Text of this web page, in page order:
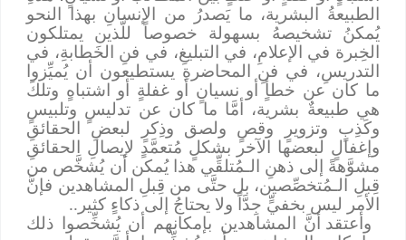
الطبيعةُ البشرية، ما يَصدرُ من الإنسانِ بهذا النحو
يُمكنُ تشخيصهُ بسهولة خصوصاً للَّذين يمتلكون
الخِبرة في الإعلامِ، في التبليغِ، في فنِ الخَطابةِ، في
التدريسِ، في فنِ المحاضرةِ يستطيعون أن يُميِّزوا
ما كان عن خطأٍ أو نسيانٍ أو غفلةٍ أو اشتباهٍ وتلكَ
هي طبيعةٌ بشرية، أمَّا ما كان عن تدليسٍ وتلبيسٍ
وكَذِبٍ وتزويرٍ وقصٍ ولصق وذِكرٍ لبعضِ الحقائقِ
وإغفالٍ لبعضها الآخر بشكلٍ مُتعمَّدٍ لإيصالِ الحقائقِ
مشوَّهةً إلى ذهنِ الـمُتلقِّي هذا يُمكن أن يُشخَّص من
قِبلِ الـمُتخصِّصين، بل حتَّى من قِبلِ المشاهدين فإنَّ
الأمر ليس بخفيٍّ جِدَّاً ولا يحتاجُ إلى ذكاءٍ كثير..
وأعتقد أنَّ المشاهدين بإمكانهم أن يُشخِّصوا ذلك